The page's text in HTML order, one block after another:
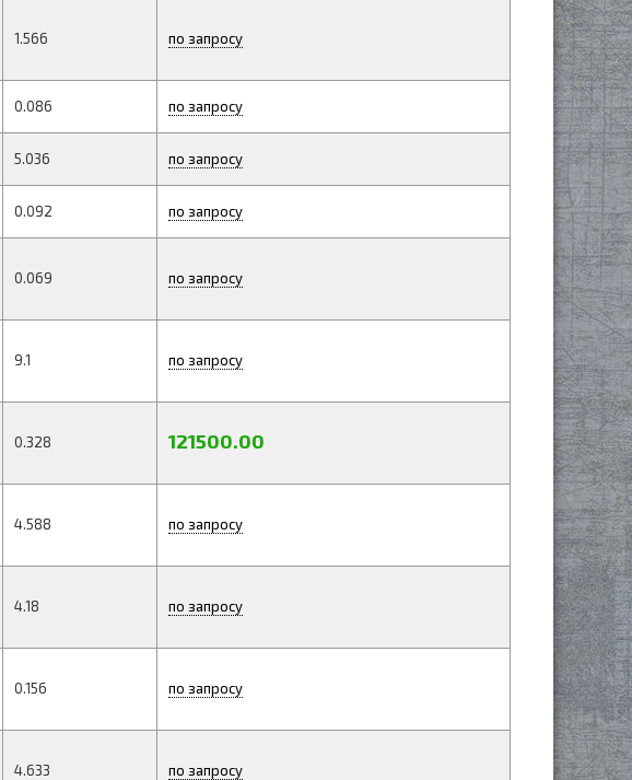
1.566 по запросу
0.086 по запросу
5.036 по запросу
0.092 по запросу
0.069 по запросу
9.1 по запросу
0.328 121500.00
4.588 по запросу
4.18 по запросу
0.156 по запросу
4.633 по запросу